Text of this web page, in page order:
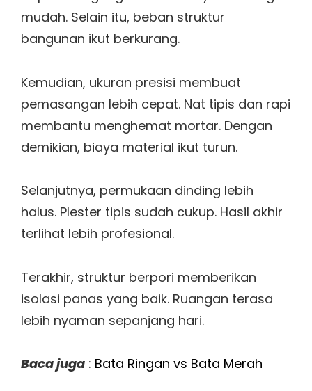
mudah. Selain itu, beban struktur
bangunan ikut berkurang.
Kemudian, ukuran presisi membuat
pemasangan lebih cepat. Nat tipis dan rapi
membantu menghemat mortar. Dengan
demikian, biaya material ikut turun.
Selanjutnya, permukaan dinding lebih
halus. Plester tipis sudah cukup. Hasil akhir
terlihat lebih profesional.
Terakhir, struktur berpori memberikan
isolasi panas yang baik. Ruangan terasa
lebih nyaman sepanjang hari.
Baca juga : Bata Ringan vs Bata Merah